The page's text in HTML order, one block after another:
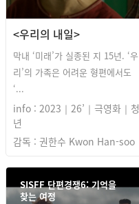
<우리의 내일>
막내 ‘미래’가 실종된 지 15년. ‘우
리’의 가족은 어려운 형편에서도
‘...
info : 2023｜26’｜극영화｜청
년
감독 : 권한수 Kwon Han-soo
SISFF 단편경쟁6: 기억을
찾는 여정